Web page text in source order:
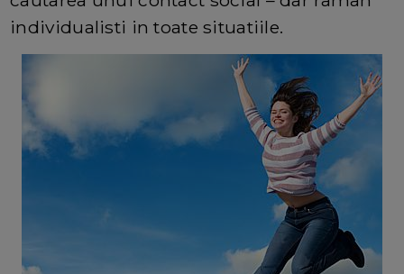
individualisti in toate situatiile.